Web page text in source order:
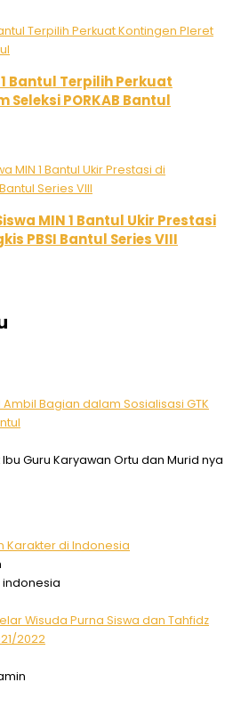
Bantul Terpilih Perkuat
PORKAB Bantul
MIN 1 Bantul Ukir Prestasi
PBSI Bantul Series VIII
Ambil Bagian dalam Sosialisasi GTK
Guru Karyawan Ortu dan Murid nya
Karakter di Indonesia
indonesia
Wisuda Purna Siswa dan Tahfidz
2022